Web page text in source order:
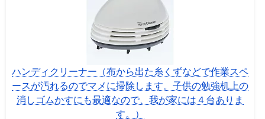
ハンディクリーナー（布から出た糸くずなどで作業スペ
ースが汚れるのでマメに掃除します。子供の勉強机上の
消しゴムかすにも最適なので、我が家には４台ありま
す。）